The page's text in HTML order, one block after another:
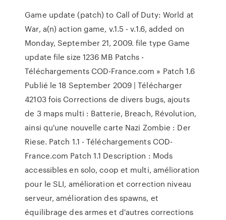
Game update (patch) to Call of Duty: World at
War, a(n) action game, v.1.5 - v.1.6, added on
Monday, September 21, 2009. file type Game
update file size 1236 MB Patchs -
Téléchargements COD-France.com » Patch 1.6
Publié le 18 September 2009 | Télécharger
42103 fois Corrections de divers bugs, ajouts
de 3 maps multi : Batterie, Breach, Révolution,
ainsi qu'une nouvelle carte Nazi Zombie : Der
Riese. Patch 1.1 - Téléchargements COD-
France.com Patch 1.1 Description : Mods
accessibles en solo, coop et multi, amélioration
pour le SLI, amélioration et correction niveau
serveur, amélioration des spawns, et
équilibrage des armes et d'autres corrections